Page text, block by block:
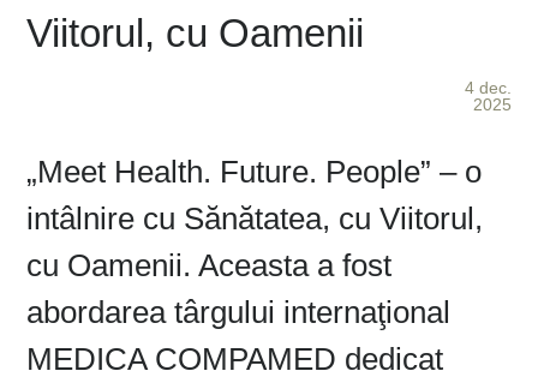
Viitorul, cu Oamenii
4 dec.
2025
„Meet Health. Future. People” – o
intâlnire cu Sănătatea, cu Viitorul,
cu Oamenii. Aceasta a fost
abordarea târgului internaţional
MEDICA COMPAMED dedicat